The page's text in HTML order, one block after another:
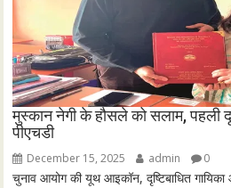
मुस्कान नेगी के हौसले को सलाम, पहली
पीएचडी
December 15, 2025 admin 0
चुनाव आयोग की यूथ आइकॉन, दृष्टिबाधित